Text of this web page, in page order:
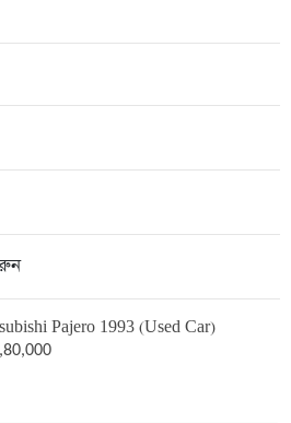
Pajero 1993 (Used Car)